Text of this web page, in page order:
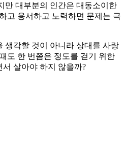
만 대부분의 인간은 대동소이한
고 용서하고 노력하면 문제는 극
생각할 것이 아니라 상대를 사랑
도 한 번쯤은 정도를 걷기 위한
살아야 하지 않을까?